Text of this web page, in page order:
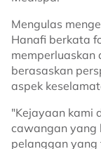
Mengulas
Hanafi berkata
berasaskan
aspek
"Kejayaan kami
cawangan yang
pelanggan yang